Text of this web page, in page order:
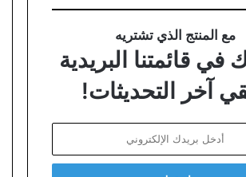
مع المنتج الذي تشتريه
في قائمتنا البريدية
آخر التحديثات!